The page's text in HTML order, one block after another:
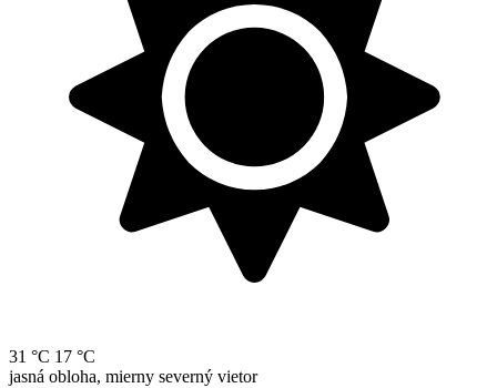
31 °C 17 °C
jasná obloha, mierny severný vietor